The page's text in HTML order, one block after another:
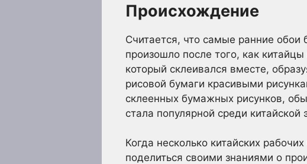
Происхождение
Считается, что самые ранние
произошло после того, как
который склеивался вместе,
рисовой бумаги красивыми
склеенных бумажных рисунков,
стала популярной среди китайской
Когда несколько китайских
поделиться своими знаниями о